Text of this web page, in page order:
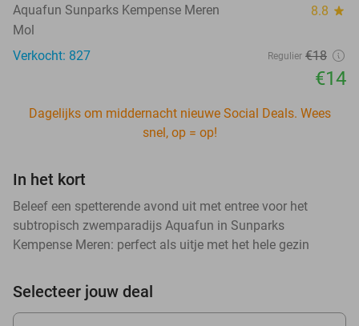
Aquafun Sunparks Kempense Meren 8.8 star
Mol
Verkocht: 827
Regulier €18
€14
Dagelijks om middernacht nieuwe Social Deals. Wees
snel, op = op!
In het kort
Beleef een spetterende avond uit met entree voor het
subtropisch zwemparadijs Aquafun in Sunparks
Kempense Meren: perfect als uitje met het hele gezin
Selecteer jouw deal